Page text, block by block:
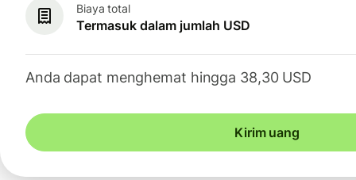
Biaya total
Termasuk dalam jumlah USD
Anda dapat menghemat hingga 38,30 USD
Kirim uang